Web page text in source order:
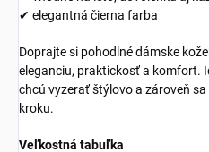
✔ elegantná čierna farba
Doprajte si pohodlné dámske
eleganciu, praktickosť a komfort.
chcú vyzerať štýlovo a zároveň
kroku.
Veľkostná tabuľka